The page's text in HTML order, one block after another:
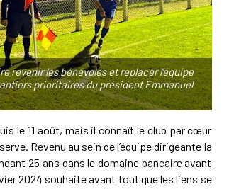
revenir les bénévoles et replacer l’équipe
prioritaires du président Emmanuel
le 11 août, mais il connaît le club par cœur
Revenu au sein de l’équipe dirigeante la
25 ans dans le domaine bancaire avant
2024 souhaite avant tout que les liens se